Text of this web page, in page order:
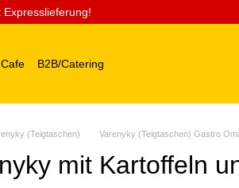
B2B/Catering
(Teigtaschen) Varenyky (Teigtaschen) Gastro
mit Kartoffeln